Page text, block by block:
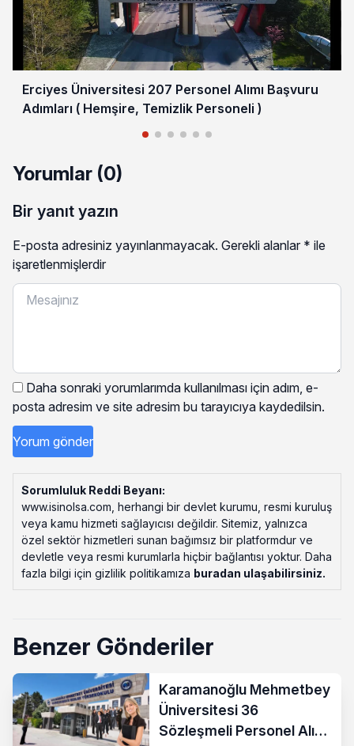
Erciyes Üniversitesi 207 Personel Alımı Başvuru
Adımları ( Hemşire, Temizlik Personeli )
Yorumlar (0)
Bir yanıt yazın
E-posta adresiniz yayınlanmayacak. Gerekli alanlar * ile
işaretlenmişlerdir
Daha sonraki yorumlarımda kullanılması için adım, e-
posta adresim ve site adresim bu tarayıcıya kaydedilsin.
Sorumluluk Reddi Beyanı:
www.isinolsa.com, herhangi bir devlet kurumu, resmi kuruluş
veya kamu hizmeti sağlayıcısı değildir. Sitemiz, yalnızca
özel sektör hizmetleri sunan bağımsız bir platformdur ve
devletle veya resmi kurumlarla hiçbir bağlantısı yoktur. Daha
fazla bilgi için gizlilik politikamıza buradan ulaşabilirsiniz.
Benzer Gönderiler
Karamanoğlu Mehmetbey
Üniversitesi 36
Sözleşmeli Personel Alımı